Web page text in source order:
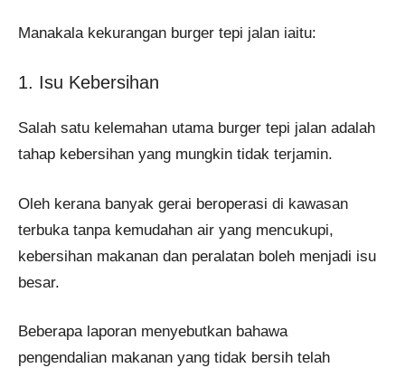
Manakala kekurangan burger tepi jalan iaitu:
1. Isu Kebersihan
Salah satu kelemahan utama burger tepi jalan adalah
tahap kebersihan yang mungkin tidak terjamin.
Oleh kerana banyak gerai beroperasi di kawasan
terbuka tanpa kemudahan air yang mencukupi,
kebersihan makanan dan peralatan boleh menjadi isu
besar.
Beberapa laporan menyebutkan bahawa
pengendalian makanan yang tidak bersih telah